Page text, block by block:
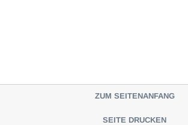
ZUM SEITENANFANG
SEITE DRUCKEN